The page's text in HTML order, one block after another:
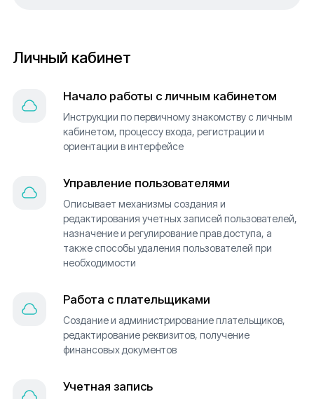
Личный кабинет
Начало работы с личным кабинетом
Инструкции по первичному знакомству с личным
кабинетом, процессу входа, регистрации и
ориентации в интерфейсе
Управление пользователями
Описывает механизмы создания и
редактирования учетных записей пользователей,
назначение и регулирование прав доступа, а
также способы удаления пользователей при
необходимости
Работа с плательщиками
Создание и администрирование плательщиков,
редактирование реквизитов, получение
финансовых документов
Учетная запись